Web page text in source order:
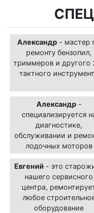
Александр - мастер
ремонту бензопил,
триммеров и другого
тактного
Александр-
специализируется
диагностике,
обслуживании и
лодочных моторов
Евгений - это
нашего сервисного
центра,
любое
оборудование